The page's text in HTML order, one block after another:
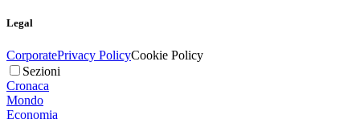
Legal
CorporatePrivacy PolicyCookie Policy
Sezioni
Cronaca
Mondo
Economia